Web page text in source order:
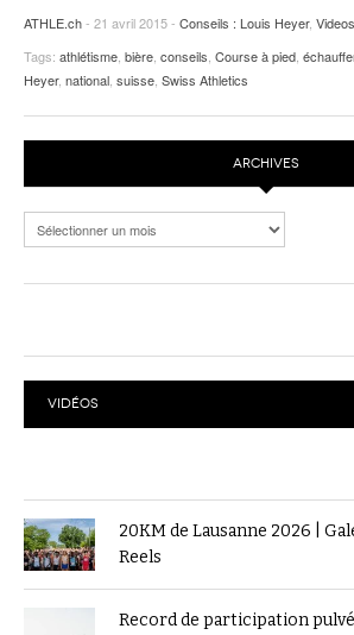
ATHLE.ch- 21 avril 2015 - Conseils : Louis Heyer, Videos
Tags: athlétisme, bière, conseils, Course à pied,
Heyer, national, suisse, Swiss Athletics
ARCHIVES
Archives
VIDÉOS
20KM de Lausanne 2026 |
Reels
Record de participation